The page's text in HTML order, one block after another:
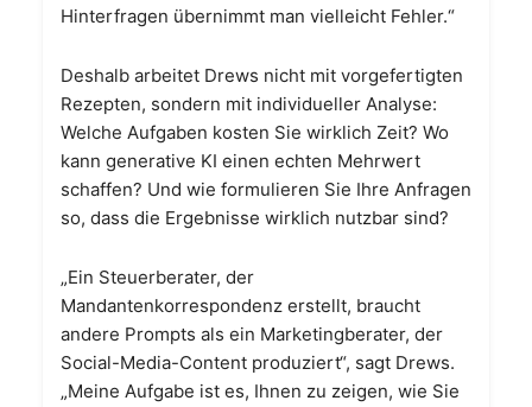
Hinterfragen übernimmt man vielleicht Fehler.“
Deshalb arbeitet Drews nicht mit vorgefertigten
Rezepten, sondern mit individueller Analyse:
Welche Aufgaben kosten Sie wirklich Zeit? Wo
kann generative KI einen echten Mehrwert
schaffen? Und wie formulieren Sie Ihre Anfragen
so, dass die Ergebnisse wirklich nutzbar sind?
„Ein Steuerberater, der
Mandantenkorrespondenz erstellt, braucht
andere Prompts als ein Marketingberater, der
Social-Media-Content produziert“, sagt Drews.
„Meine Aufgabe ist es, Ihnen zu zeigen, wie Sie